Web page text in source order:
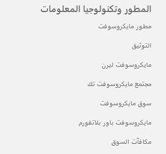
المطور وتكنولوجيا المعلومات
مطور مايكروسوفت
التوثيق
مايكروسوفت ليرن
مجتمع مايكروسوفت تك
سوق مايكروسوفت
مايكروسوفت باور بلاتفورم
مكافآت السوق